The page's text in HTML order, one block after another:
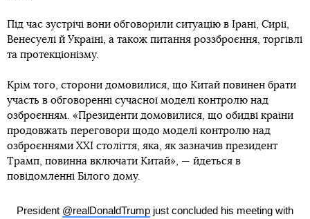
Під час зустрічі вони обговорили ситуацію в Ірані, Сирії,
Венесуелі й Україні, а також питання роззброєння, торгівлі
та протекціонізму.
Крім того, сторони домовилися, що Китай повинен брати
участь в обговоренні сучасної моделі контролю над
озброєнням. «Президенти домовилися, що обидві країни
продовжать переговори щодо моделі контролю над
озброєннями ХХІ століття, яка, як зазначив президент
Трамп, повинна включати Китай», — йдеться в
повідомленні Білого дому.
President @realDonaldTrump just concluded his meeting with